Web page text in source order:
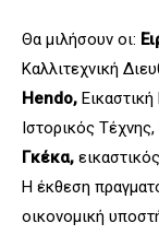
Θα μιλήσουν οι:
Καλλιτεχνική
Hendo,
Ιστορικός
Γκέκα,
Η έκθεση
οικονομική